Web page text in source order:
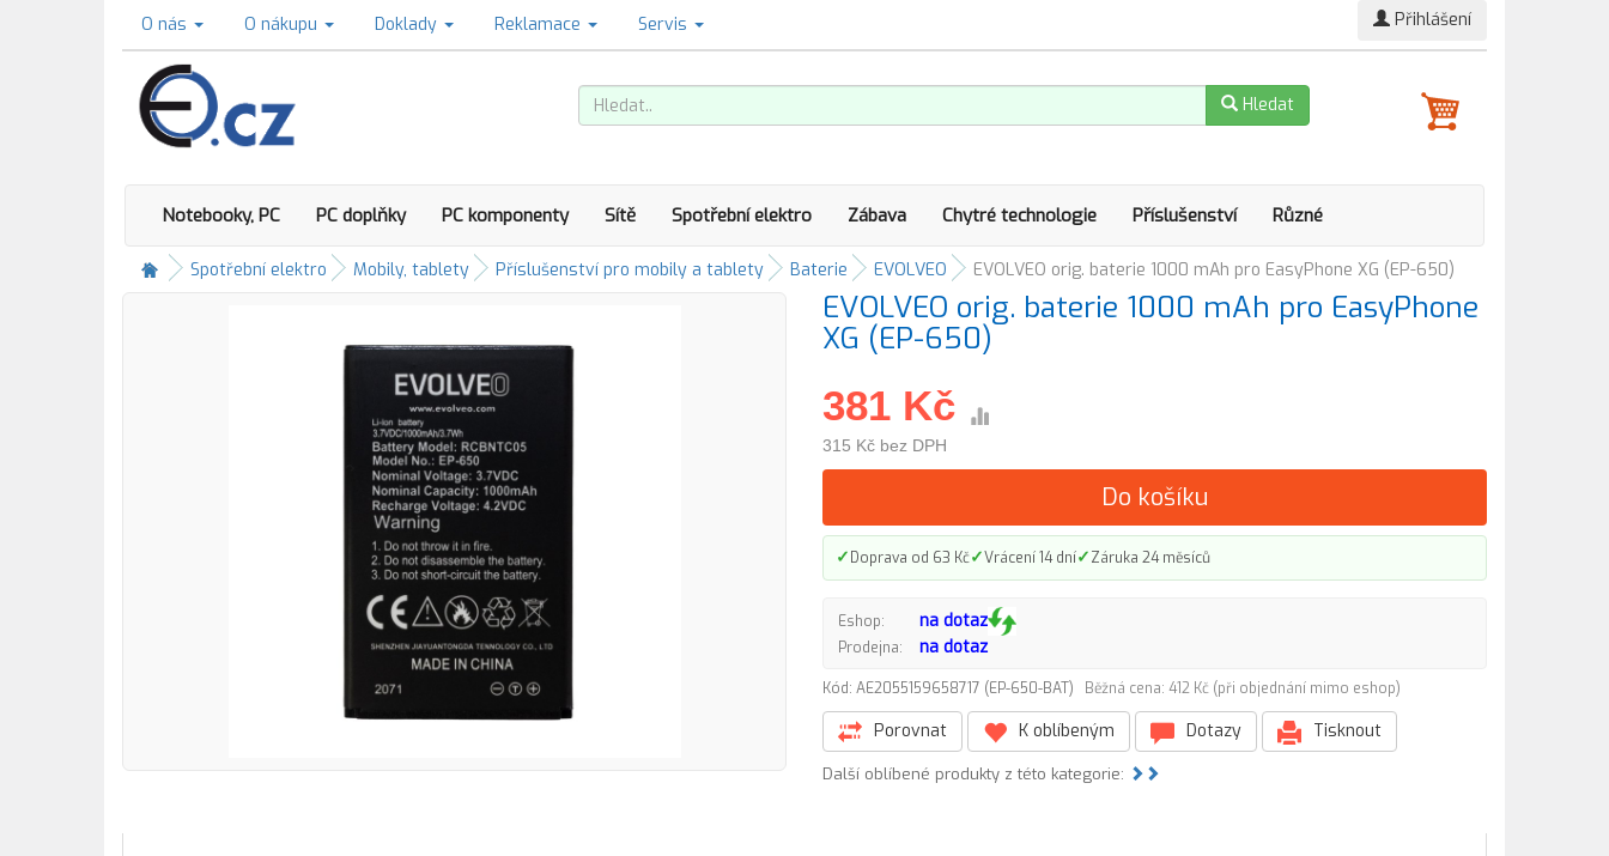
O nás O nákupu Doklady Reklamace Servis Přihlášení
Hledat
Notebooky, PC PC doplňky PC komponenty Sítě Spotřební elektro Zábava Chytré technologie Příslušenství Různé
Spotřební elektro Mobily, tablety Příslušenství pro mobily a tablety Baterie EVOLVEO EVOLVEO orig. baterie 1000 mAh pro EasyPhone XG (EP-650)
EVOLVEO orig. baterie 1000 mAh pro EasyPhone
XG (EP-650)
381 Kč
315 Kč bez DPH
Do košíku
✓Doprava od 63 Kč✓Vrácení 14 dní✓Záruka 24 měsíců
Eshop: na dotaz
Prodejna: na dotaz
Kód: AE2055159658717 (EP-650-BAT) Běžná cena: 412 Kč (při objednání mimo eshop)
Porovnat K oblíbeným Dotazy Tisknout
Další oblíbené produkty z této kategorie: